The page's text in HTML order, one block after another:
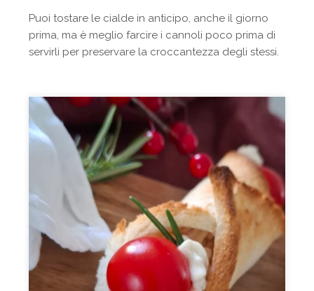
Puoi tostare le cialde in anticipo, anche il giorno
prima, ma è meglio farcire i cannoli poco prima di
servirli per preservare la croccantezza degli stessi.